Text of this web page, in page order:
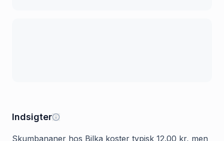
Indsigter
Skumbananer hos Bilka koster typisk 12.00 kr, men